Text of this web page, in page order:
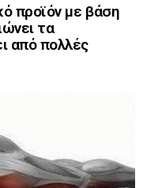
προϊόν με βάση
τα
από πολλές